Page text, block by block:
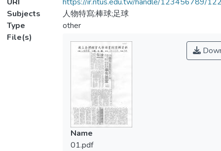
Subjects
人物特寫;棒球;足球
Type
other
File(s)
Name
01.pdf